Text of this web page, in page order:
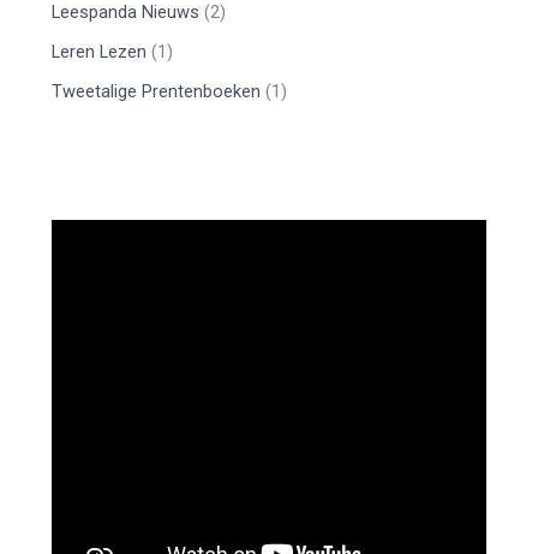
Leespanda Nieuws (2)
Leren Lezen (1)
Tweetalige Prentenboeken (1)